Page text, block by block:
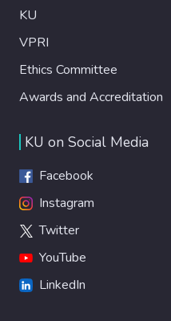
KU
VPRI
Ethics Committee
Awards and Accreditation
KU on Social Media
Facebook
Instagram
Twitter
YouTube
LinkedIn